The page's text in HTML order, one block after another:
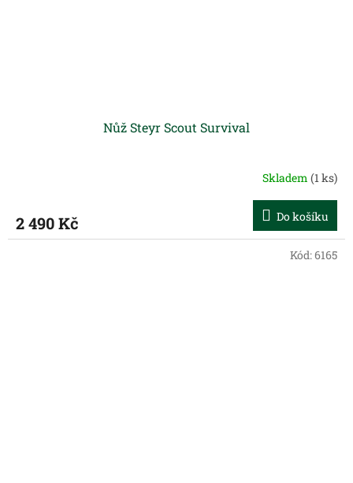
Nůž Steyr Scout Survival
Skladem (1 ks)
2 490 Kč Do košíku
Kód:6165